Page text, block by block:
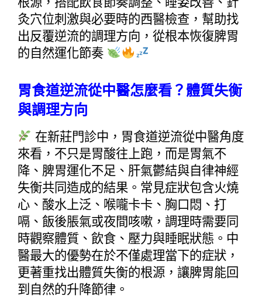
灸穴位刺激與必要時的西醫檢查，幫助找
出反覆逆流的調理方向，從根本恢復脾胃
的自然運化節奏
胃食道逆流從中醫怎麼看？體質失衡
與調理方向
在新莊門診中，胃食道逆流從中醫角度
來看，不只是胃酸往上跑，而是胃氣不
降、脾胃運化不足、肝氣鬱結與自律神經
失衡共同造成的結果。常見症狀包含火燒
心、酸水上泛、喉嚨卡卡、胸口悶、打
嗝、飯後脹氣或夜間咳嗽，調理時需要同
時觀察體質、飲食、壓力與睡眠狀態。中
醫最大的優勢在於不僅處理當下的症狀，
更著重找出體質失衡的根源，讓脾胃能回
到自然的升降節律。